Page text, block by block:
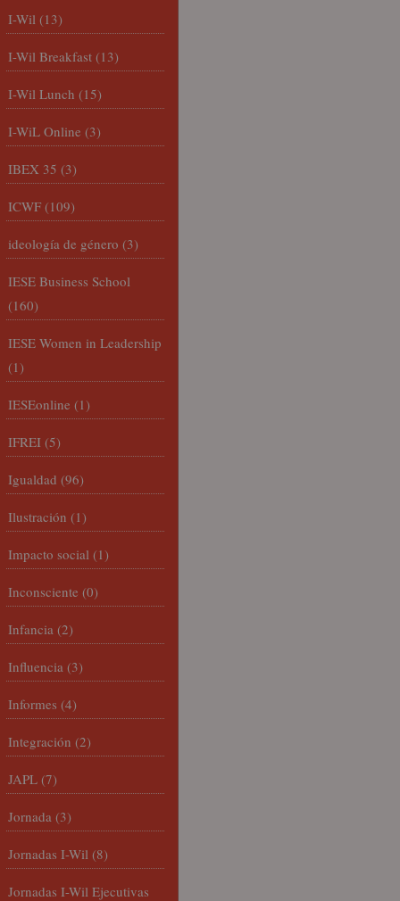
I-Wil (13)
I-Wil Breakfast (13)
I-Wil Lunch (15)
I-WiL Online (3)
IBEX 35 (3)
ICWF (109)
ideología de género (3)
IESE Business School
(160)
IESE Women in Leadership
(1)
IESEonline (1)
IFREI (5)
Igualdad (96)
Ilustración (1)
Impacto social (1)
Inconsciente (0)
Infancia (2)
Influencia (3)
Informes (4)
Integración (2)
JAPL (7)
Jornada (3)
Jornadas I-Wil (8)
Jornadas I-Wil Ejecutivas